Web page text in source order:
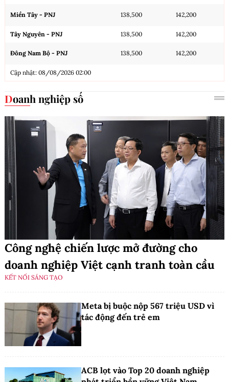
Miền Tây - PNJ 138,500 142,200
Tây Nguyên - PNJ 138,500 142,200
Đông Nam Bộ - PNJ 138,500 142,200
Cập nhật: 08/08/2026 02:00
Doanh nghiệp số
Công nghệ chiến lược mở đường cho
doanh nghiệp Việt cạnh tranh toàn cầu
KẾT NỐI SÁNG TẠO
Meta bị buộc nộp 567 triệu USD vì
tác động đến trẻ em
ACB lọt vào Top 20 doanh nghiệp